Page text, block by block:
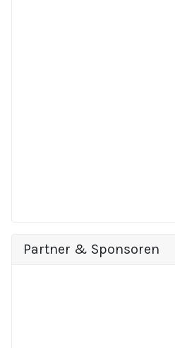
Partner & Sponsoren